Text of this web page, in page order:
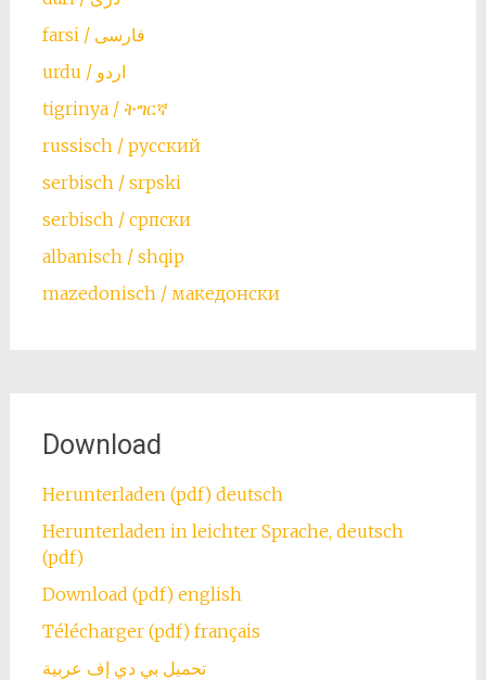
farsi / ‏فارسی
urdu / اردو
tigrinya / ትግርኛ
russisch / русский
serbisch / srpski
serbisch / српски
albanisch / shqip
mazedonisch / македонски
Download
Herunterladen (pdf) deutsch
Herunterladen in leichter Sprache, deutsch
(pdf)
Download (pdf) english
Télécharger (pdf) français
تحميل بي دي إف عربية